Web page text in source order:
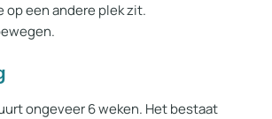
op een andere plek zit.
ongeveer 6 weken. Het bestaat